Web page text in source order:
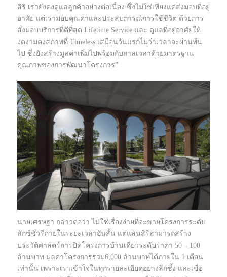
สิริ เรายังคงดูแลลูกค้าอย่างต่อเนื่อง ซึ่งไม่ใช่เพียงแค่ส่งมอบที่อยู่
อาศัย แต่เรามอบคุณค่าและประสบการณ์การใช้ชีวิต ด้วยการ
สั่งมอบบริการที่ดีที่สุด Lifetime Service และ ดูแลที่อยู่อาศัยให้
งดงามคงสภาพที่ Timeless เสมือนวันแรกไม่ว่าเวลาจะผ่านพ้น
ไป ซึ่งยังสร้างมูลค่าเพิ่มไปพร้อมกับกาลเวลาด้วยมาตรฐาน
คุณภาพของการพัฒนาโครงการ”
นายเศรษฐา กล่าวต่อว่า ไม่ใช่เรื่องง่ายที่จะขายโครงการระดับ
ลักซ์ชั่วรีภายในระยะเวลาอันสั้น แต่แสนสิริสามารถสร้าง
ประวัติศาสตร์การปิดโครงการบ้านเดี่ยวระดับราคา 50 – 100
ล้านบาท มูลค่าโครงการรวม6,000 ล้านบาทได้ภายใน 1 เดือน
เท่านั้น เพราะเราเข้าใจในทุกรายละเอียดอย่างลึกซึ้ง และเชื่อ